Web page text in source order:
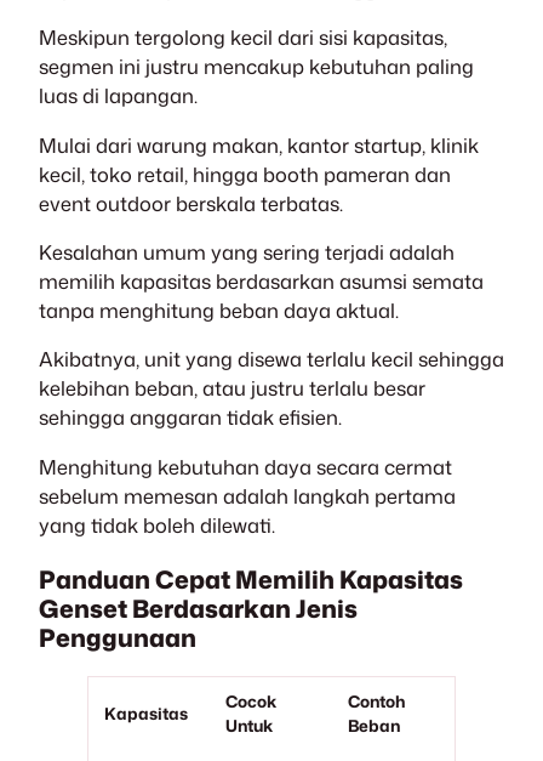
Meskipun tergolong kecil dari sisi kapasitas,
segmen ini justru mencakup kebutuhan paling
luas di lapangan.
Mulai dari warung makan, kantor startup, klinik
kecil, toko retail, hingga booth pameran dan
event outdoor berskala terbatas.
Kesalahan umum yang sering terjadi adalah
memilih kapasitas berdasarkan asumsi semata
tanpa menghitung beban daya aktual.
Akibatnya, unit yang disewa terlalu kecil sehingga
kelebihan beban, atau justru terlalu besar
sehingga anggaran tidak efisien.
Menghitung kebutuhan daya secara cermat
sebelum memesan adalah langkah pertama
yang tidak boleh dilewati.
Panduan Cepat Memilih Kapasitas
Genset Berdasarkan Jenis
Penggunaan
Kapasitas
Cocok
Untuk
Contoh
Beban